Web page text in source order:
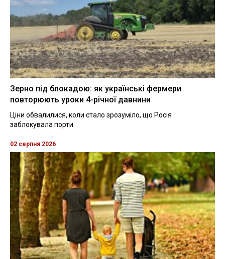
Зерно під блокадою: як українські фермери
повторюють уроки 4-річної давнини
Ціни обвалилися, коли стало зрозуміло, що Росія
заблокувала порти
02 серпня 2026